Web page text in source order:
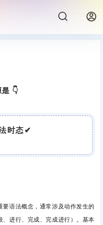
👇
时态 ✔
语法概念，通常涉及动作发生的
进行、完成、完成进行）。基本